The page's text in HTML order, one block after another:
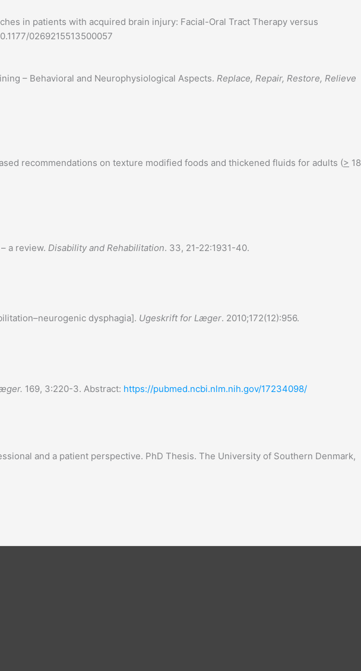
in patients with acquired brain injury: Facial-Oral Tract Therapy versus
0269215513500057
– Behavioral and Neurophysiological Aspects. Replace, Repair, Restore, Relieve
recommendations on texture modified foods and thickened fluids for adults (> 18
a review. Disability and Rehabilitation. 33, 21-22:1931-40.
dysphagia]. Ugeskrift for Læger. 2010;172(12):956.
169, 3:220-3. Abstract: https://pubmed.ncbi.nlm.nih.gov/17234098/
and a patient perspective. PhD Thesis. The University of Southern Denmark,